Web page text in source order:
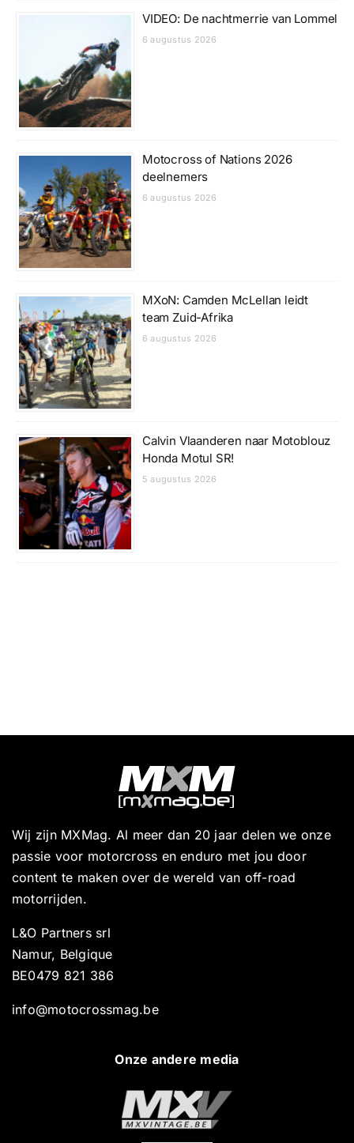
VIDEO: De nachtmerrie van Lommel
6 augustus 2026
Motocross of Nations 2026
deelnemers
6 augustus 2026
MXoN: Camden McLellan leidt
team Zuid-Afrika
6 augustus 2026
Calvin Vlaanderen naar Motoblouz
Honda Motul SR!
5 augustus 2026
Wij zijn MXMag. Al meer dan 20 jaar delen we onze
passie voor motorcross en enduro met jou door
content te maken over de wereld van off-road
motorrijden.
L&O Partners srl
Namur, Belgique
BE0479 821 386
info@motocrossmag.be
Onze andere media